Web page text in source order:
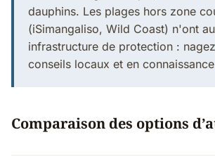
dauphins. Les plages hors zone
(iSimangaliso, Wild Coast) n'ont
infrastructure de protection :
conseils locaux et en
Comparaison des options